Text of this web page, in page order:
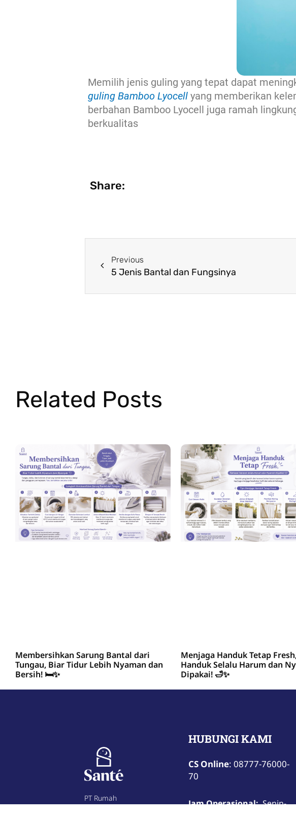
Memilih jenis guling yang tepat dapat
guling Bamboo Lyocell yang memberikan
berbahan Bamboo Lyocell juga ramah
berkualitas
Share:
Previous
5 Jenis Bantal dan Fungsinya
Related Posts
Membersihkan Sarung Bantal dari
Tungau, Biar Tidur Lebih Nyaman dan
Bersih! 🛏️✨
Menjaga Handuk Tetap
Handuk Selalu Harum dan
Dipakai! 🛁✨
PT Rumah
Nyaman
HUBUNGI KAMI
CS Online: 08777-76000-
70
Jam Operasional: Senin-